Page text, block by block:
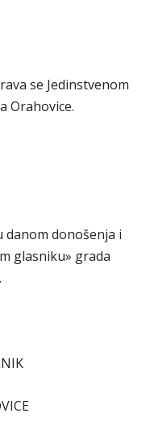
se Jedinstvenom
Orahovice.
danom donošenja i
glasniku» grada